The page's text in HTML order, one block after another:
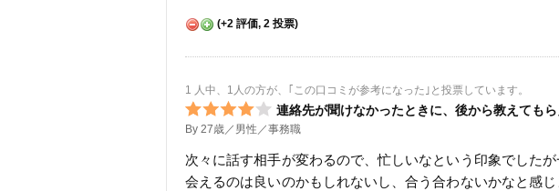
(+2 評価, 2 投票)
1 人中、1人の方が、｢この口コミが参考になった｣と投票しています。
連絡先が聞けなかったときに、後から教えても
By 27歳／男性／事務職
次々に話す相手が変わるので、忙しいなという印象でした
会えるのは良いのかもしれないし、合う合わないかなと感